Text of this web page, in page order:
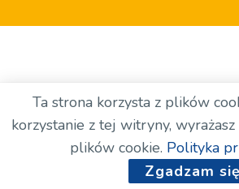
Ta strona korzysta z plików
korzystanie z tej witryny,
plików cookie. Polityka
Zgadzam się